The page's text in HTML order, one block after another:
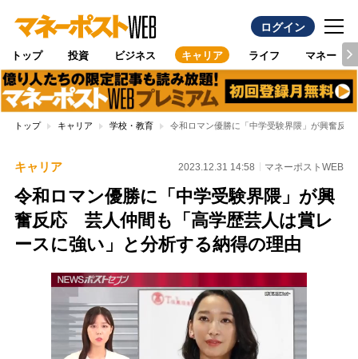
ログイン
トップ 投資 ビジネス キャリア ライフ マネー
トップ キャリア 学校・教育 令和ロマン優勝に「中学受験界隈」が興奮反
キャリア 2023.12.31 14:58 マネーポストWEB
令和ロマン優勝に「中学受験界隈」が興
奮反応 芸人仲間も「高学歴芸人は賞レ
ースに強い」と分析する納得の理由